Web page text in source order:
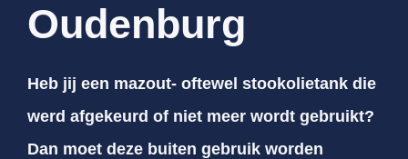
Oudenburg
Heb jij een mazout- oftewel stookolietank die
werd afgekeurd of niet meer wordt gebruikt?
Dan moet deze buiten gebruik worden